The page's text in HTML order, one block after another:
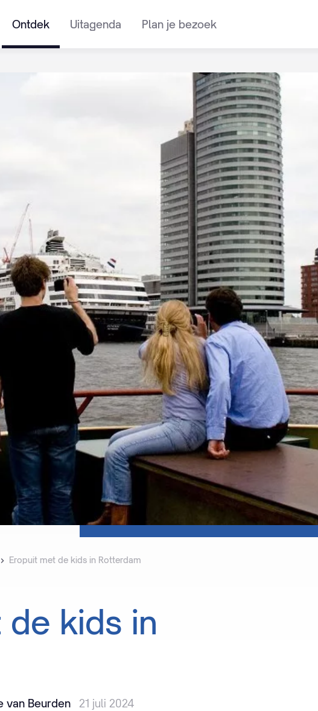
Ontdek Uitagenda Plan je bezoek
Eropuit met de kids in Rotterdam
de kids in
van Beurden 21 juli 2024